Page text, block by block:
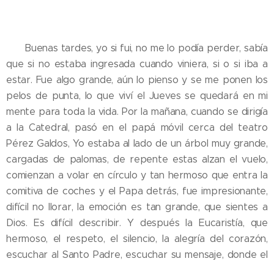
💛 Buenas tardes, yo si fui, no me lo podía perder, sabía
que si no estaba ingresada cuando viniera, si o si iba a
estar. Fue algo grande, aún lo pienso y se me ponen los
pelos de punta, lo que viví el Jueves se quedará en mi
mente para toda la vida. Por la mañana, cuando se dirigía
a la Catedral, pasó en el papá móvil cerca del teatro
Pérez Galdos, Yo estaba al lado de un árbol muy grande,
cargadas de palomas, de repente estas alzan el vuelo,
comienzan a volar en círculo y tan hermoso que entra la
comitiva de coches y el Papa detrás, fue impresionante,
difícil no llorar, la emoción es tan grande, que sientes a
Dios. Es difícil describir. Y después la Eucaristía, que
hermoso, el respeto, el silencio, la alegría del corazón,
escuchar al Santo Padre, escuchar su mensaje, donde el